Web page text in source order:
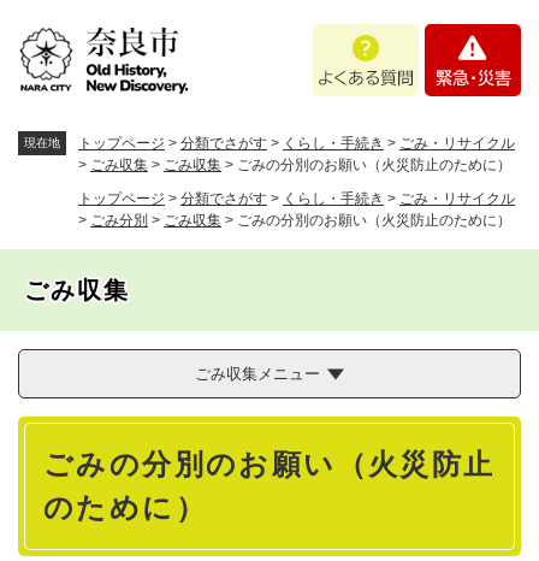
あ
問
・
現在地 トップページ > 分類でさがす > くらし・手続き > ごみ・リサイクル
> ごみ収集 > ごみ収集 > ごみの分別のお願い（火災防止のために）
トップページ > 分類でさがす > くらし・手続き > ごみ・リサイクル
> ごみ分別 > ごみ収集 > ごみの分別のお願い（火災防止のために）
ごみ収集
ごみ収集メニュー
本
ごみの分別のお願い（火災防止
のために）